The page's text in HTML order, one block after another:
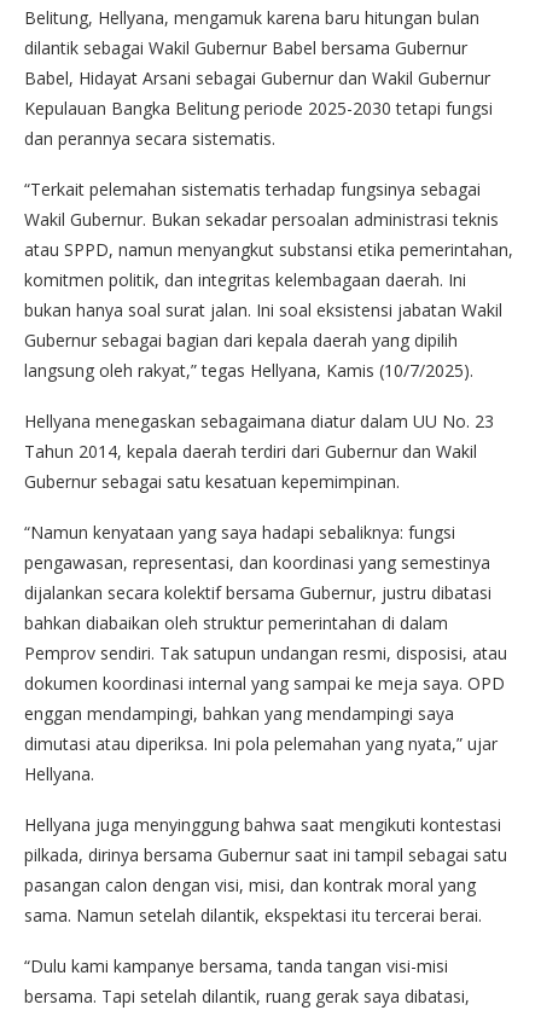
Belitung, Hellyana, mengamuk karena baru hitungan bulan
dilantik sebagai Wakil Gubernur Babel bersama Gubernur
Babel, Hidayat Arsani sebagai Gubernur dan Wakil Gubernur
Kepulauan Bangka Belitung periode 2025-2030 tetapi fungsi
dan perannya secara sistematis.
“Terkait pelemahan sistematis terhadap fungsinya sebagai
Wakil Gubernur. Bukan sekadar persoalan administrasi teknis
atau SPPD, namun menyangkut substansi etika pemerintahan,
komitmen politik, dan integritas kelembagaan daerah. Ini
bukan hanya soal surat jalan. Ini soal eksistensi jabatan Wakil
Gubernur sebagai bagian dari kepala daerah yang dipilih
langsung oleh rakyat,” tegas Hellyana, Kamis (10/7/2025).
Hellyana menegaskan sebagaimana diatur dalam UU No. 23
Tahun 2014, kepala daerah terdiri dari Gubernur dan Wakil
Gubernur sebagai satu kesatuan kepemimpinan.
“Namun kenyataan yang saya hadapi sebaliknya: fungsi
pengawasan, representasi, dan koordinasi yang semestinya
dijalankan secara kolektif bersama Gubernur, justru dibatasi
bahkan diabaikan oleh struktur pemerintahan di dalam
Pemprov sendiri. Tak satupun undangan resmi, disposisi, atau
dokumen koordinasi internal yang sampai ke meja saya. OPD
enggan mendampingi, bahkan yang mendampingi saya
dimutasi atau diperiksa. Ini pola pelemahan yang nyata,” ujar
Hellyana.
Hellyana juga menyinggung bahwa saat mengikuti kontestasi
pilkada, dirinya bersama Gubernur saat ini tampil sebagai satu
pasangan calon dengan visi, misi, dan kontrak moral yang
sama. Namun setelah dilantik, ekspektasi itu tercerai berai.
“Dulu kami kampanye bersama, tanda tangan visi-misi
bersama. Tapi setelah dilantik, ruang gerak saya dibatasi,